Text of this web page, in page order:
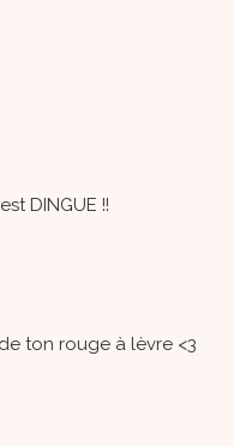
DINGUE !!
ton rouge à lèvre <3